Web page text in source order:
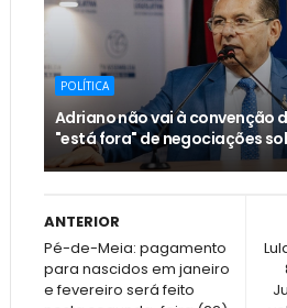
POLÍTICA
Adriano não vai à convenção
"está fora" de negociações
ANTERIOR
Pé-de-Meia: pagamento
para nascidos em janeiro
e fevereiro será feito